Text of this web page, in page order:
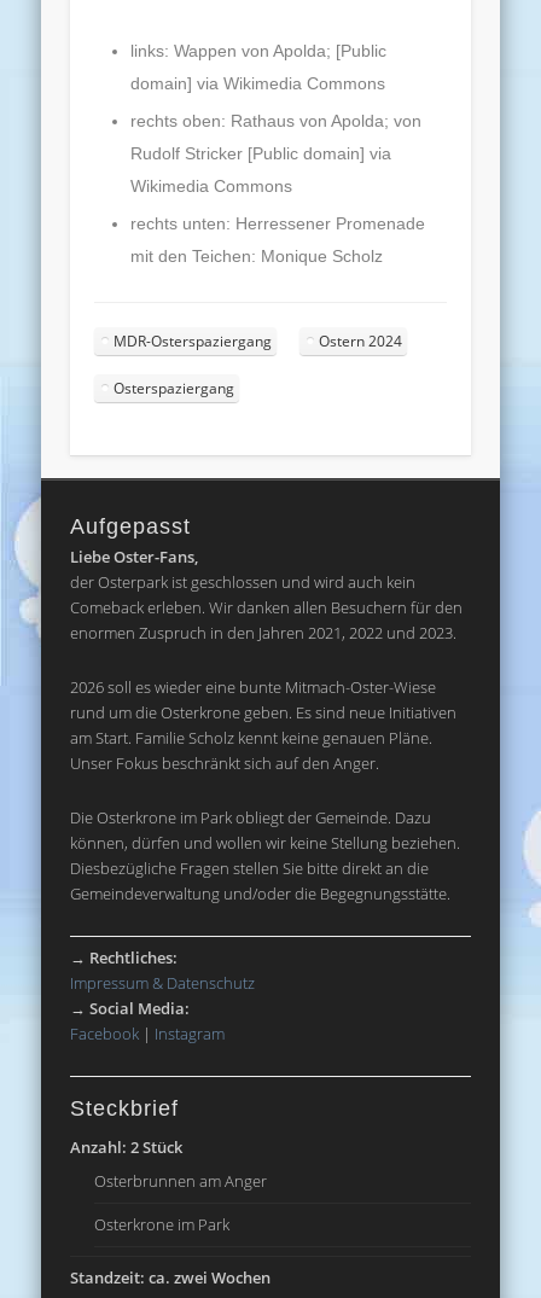
links: Wappen von Apolda; [Public
domain] via Wikimedia Commons
rechts oben: Rathaus von Apolda; von
Rudolf Stricker [Public domain] via
Wikimedia Commons
rechts unten: Herressener Promenade
mit den Teichen: Monique Scholz
MDR-Osterspaziergang Ostern 2024
Osterspaziergang
Aufgepasst
Liebe Oster-Fans,
der Osterpark ist geschlossen und wird auch kein
Comeback erleben. Wir danken allen Besuchern für den
enormen Zuspruch in den Jahren 2021, 2022 und 2023.
2026 soll es wieder eine bunte Mitmach-Oster-Wiese
rund um die Osterkrone geben. Es sind neue Initiativen
am Start. Familie Scholz kennt keine genauen Pläne.
Unser Fokus beschränkt sich auf den Anger.
Die Osterkrone im Park obliegt der Gemeinde. Dazu
können, dürfen und wollen wir keine Stellung beziehen.
Diesbezügliche Fragen stellen Sie bitte direkt an die
Gemeindeverwaltung und/oder die Begegnungsstätte.
→ Rechtliches:
Impressum & Datenschutz
→Social Media:
Facebook | Instagram
Steckbrief
Anzahl: 2 Stück
Osterbrunnen am Anger
Osterkrone im Park
Standzeit: ca. zwei Wochen